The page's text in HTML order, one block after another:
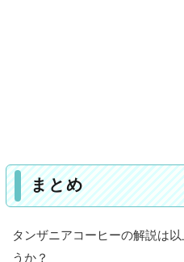
まとめ
タンザニアコーヒーの解説は
うか？